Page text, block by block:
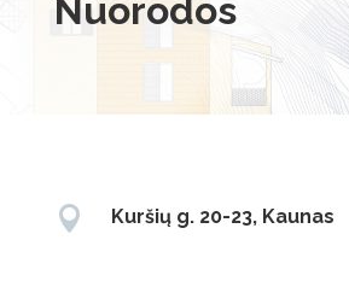
Nuorodos
 Kuršių g. 20-23, Kaunas